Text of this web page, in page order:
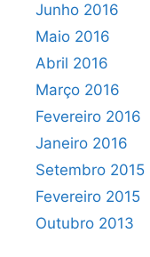
Junho 2016
Maio 2016
Abril 2016
Março 2016
Fevereiro 2016
Janeiro 2016
Setembro 2015
Fevereiro 2015
Outubro 2013